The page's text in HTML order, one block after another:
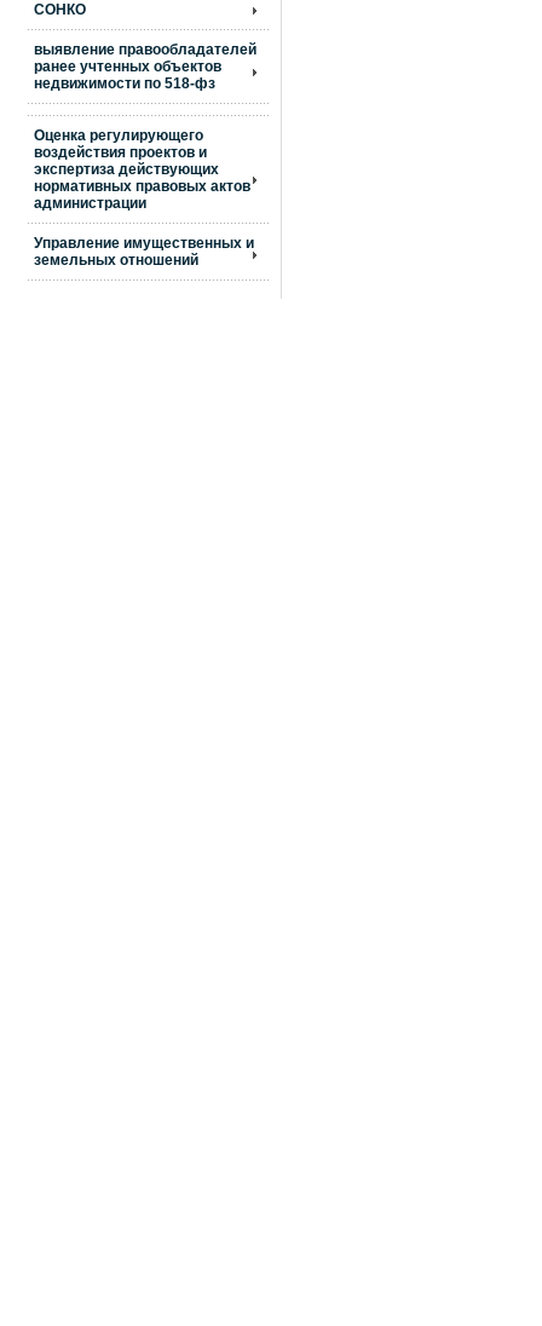
СОНКО
выявление правообладателей
ранее учтенных объектов
недвижимости по 518-фз
Оценка регулирующего
воздействия проектов и
экспертиза действующих
нормативных правовых актов
администрации
Управление имущественных и
земельных отношений